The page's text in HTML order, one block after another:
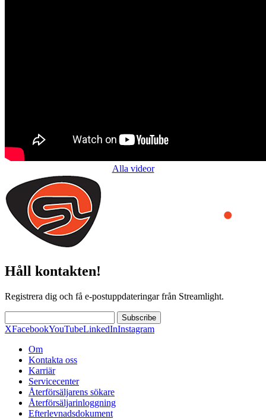
Alla videor
Håll kontakten!
Registrera dig och få e-postuppdateringar från Streamlight.
Subscribe
XFacebookYouTubeLinkedInInstagram
Om
Kontakta oss
Karriär
Servicecenter
Återförsäljarens sökare
Återförsäljarinloggning
Efterlevnadsdokument